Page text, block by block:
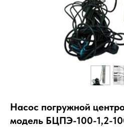
Насос погружной
модель БЦПЭ-100-1,2-